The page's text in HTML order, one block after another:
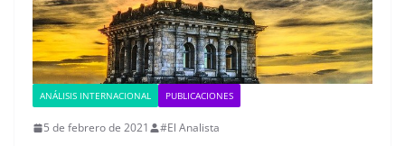
ANÁLISIS INTERNACIONAL PUBLICACIONES
5 de febrero de 2021 #El Analista